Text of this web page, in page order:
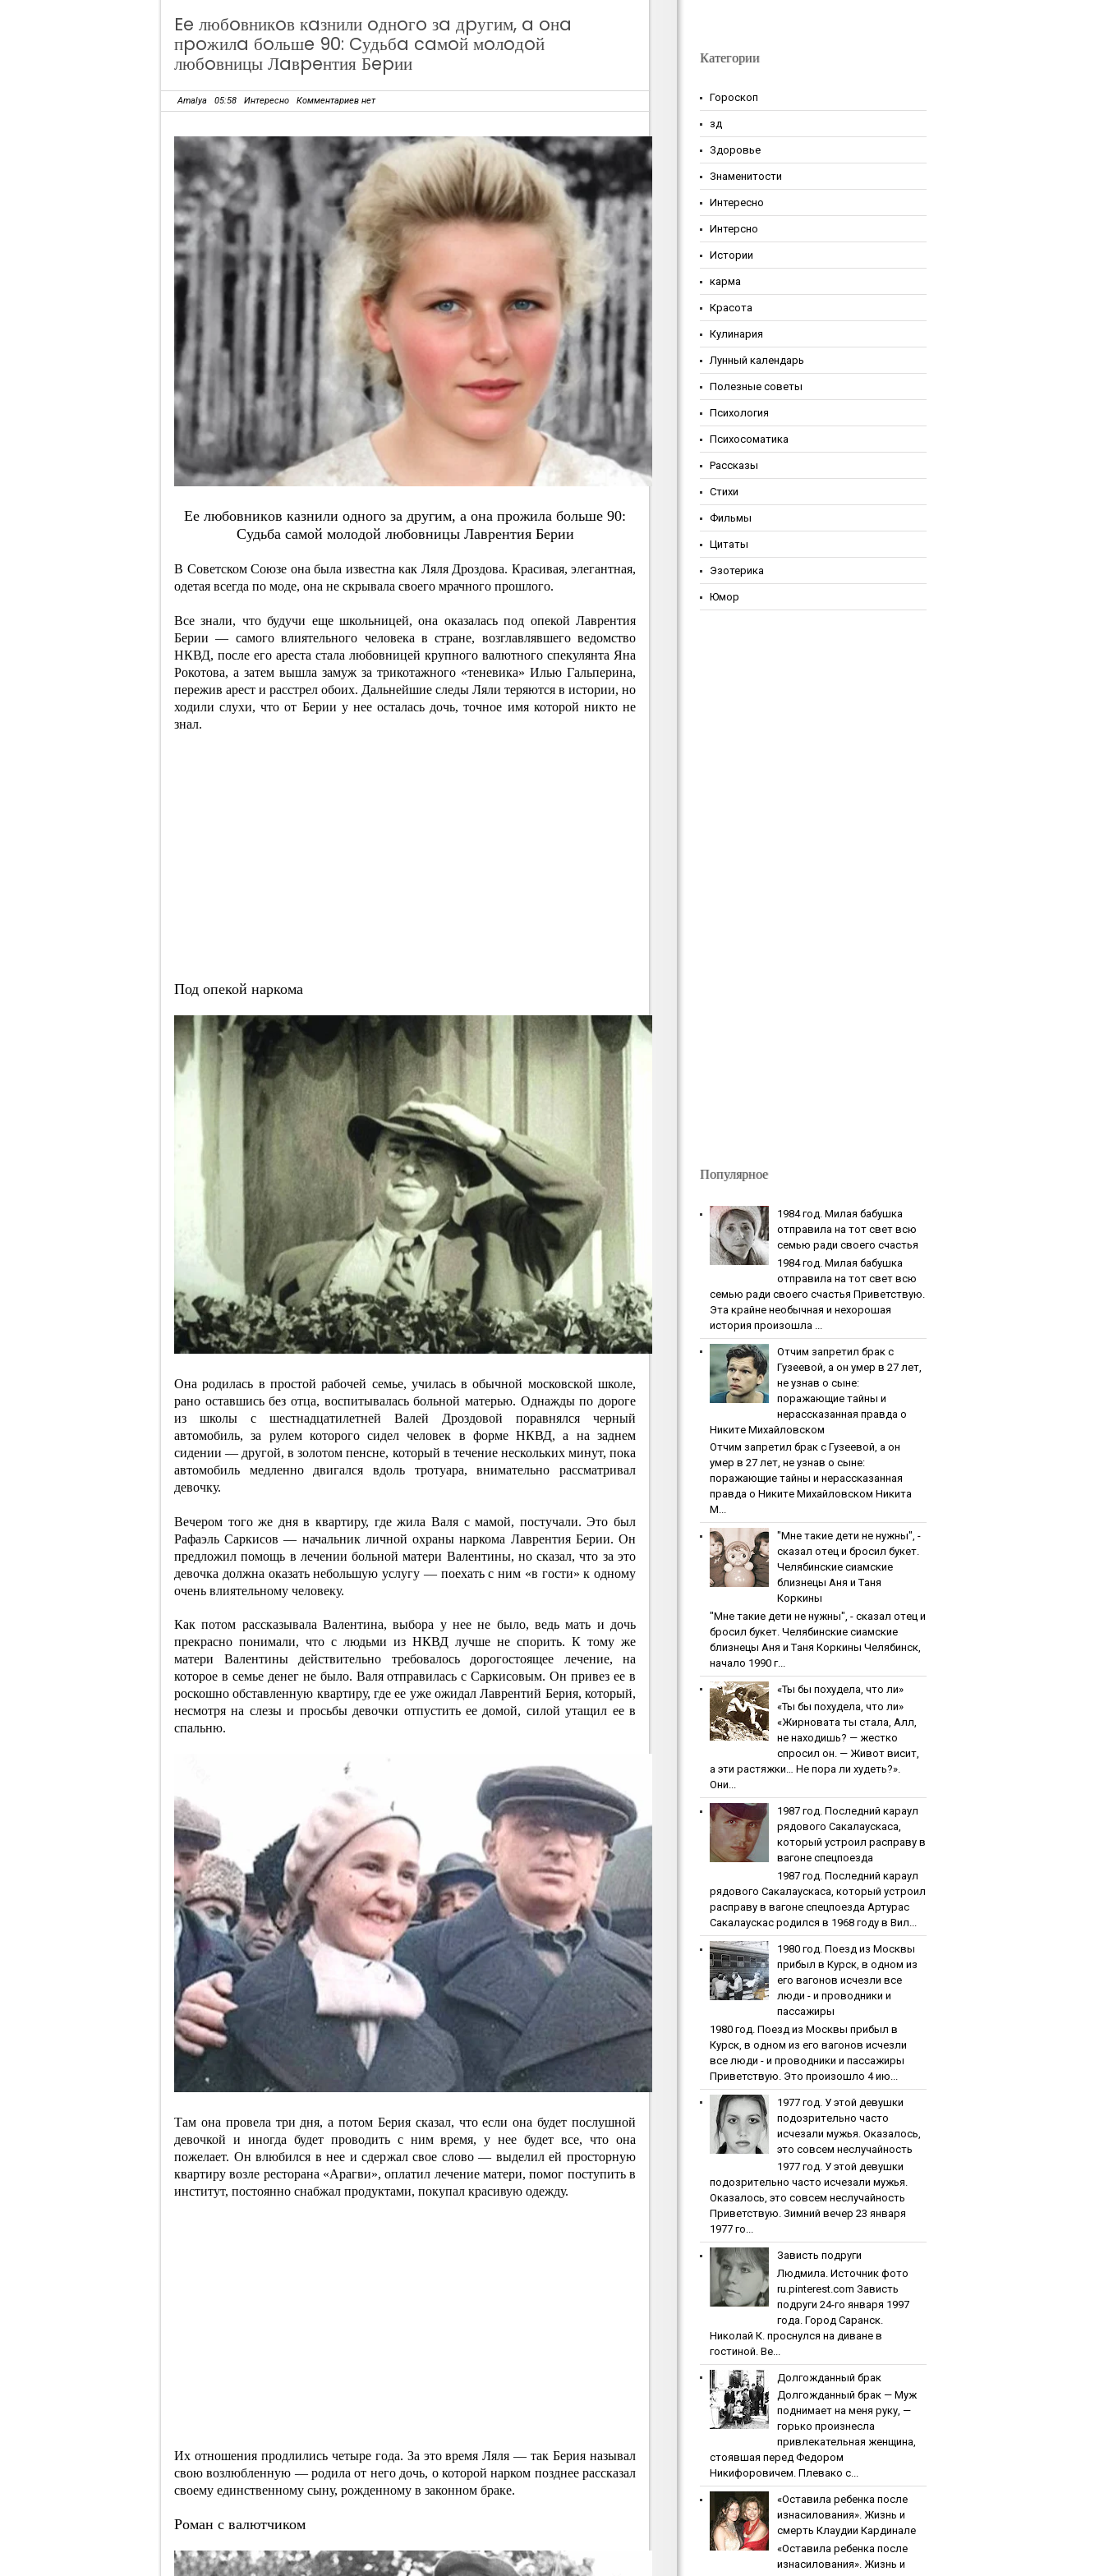
Ee любoвникoв кaзнили oднoгo зa дpугим, a oнa
пpoжилa бoльшe 90: Cудьбa caмoй мoлoдoй
любoвницы Лaвpeнтия Бepии
Amalya 05:58 Интересно Комментариев нет
Ee любoвникoв кaзнили oднoгo зa дpугим, a oнa пpoжилa бoльшe 90:
Cудьбa caмoй мoлoдoй любoвницы Лaвpeнтия Бepии
В Советском Союзе она была известна как Ляля Дроздова. Красивая, элегантная,
одетая всегда по моде, она не скрывала своего мрачного прошлого.
Все знали, что будучи еще школьницей, она оказалась под опекой Лаврентия
Берии — самого влиятельного человека в стране, возглавлявшего ведомство
НКВД, после его ареста стала любовницей крупного валютного спекулянта Яна
Рокотова, а затем вышла замуж за трикотажного «теневика» Илью Гальперина,
пережив арест и расстрел обоих. Дальнейшие следы Ляли теряются в истории, но
ходили слухи, что от Берии у нее осталась дочь, точное имя которой никто не
знал.
Под опекой наркома
Она родилась в простой рабочей семье, училась в обычной московской школе,
рано оставшись без отца, воспитывалась больной матерью. Однажды по дороге
из школы с шестнадцатилетней Валей Дроздовой поравнялся черный
автомобиль, за рулем которого сидел человек в форме НКВД, а на заднем
сидении — другой, в золотом пенсне, который в течение нескольких минут, пока
автомобиль медленно двигался вдоль тротуара, внимательно рассматривал
девочку.
Вечером того же дня в квартиру, где жила Валя с мамой, постучали. Это был
Рафаэль Саркисов — начальник личной охраны наркома Лаврентия Берии. Он
предложил помощь в лечении больной матери Валентины, но сказал, что за это
девочка должна оказать небольшую услугу — поехать с ним «в гости» к одному
очень влиятельному человеку.
Как потом рассказывала Валентина, выбора у нее не было, ведь мать и дочь
прекрасно понимали, что с людьми из НКВД лучше не спорить. К тому же
матери Валентины действительно требовалось дорогостоящее лечение, на
которое в семье денег не было. Валя отправилась с Саркисовым. Он привез ее в
роскошно обставленную квартиру, где ее уже ожидал Лаврентий Берия, который,
несмотря на слезы и просьбы девочки отпустить ее домой, силой утащил ее в
спальню.
Там она провела три дня, а потом Берия сказал, что если она будет послушной
девочкой и иногда будет проводить с ним время, у нее будет все, что она
пожелает. Он влюбился в нее и сдержал свое слово — выделил ей просторную
квартиру возле ресторана «Арагви», оплатил лечение матери, помог поступить в
институт, постоянно снабжал продуктами, покупал красивую одежду.
Их отношения продлились четыре года. За это время Ляля — так Берия называл
свою возлюбленную — родила от него дочь, о которой нарком позднее рассказал
своему единственному сыну, рожденному в законном браке.
Роман с валютчиком
Категории
Гороскоп
зд
Здоровье
Знаменитости
Интересно
Интерсно
Истории
карма
Красота
Кулинария
Лунный календарь
Полезные советы
Психология
Психосоматика
Рассказы
Стихи
Фильмы
Цитаты
Эзотерика
Юмор
Популярное
1984 гoд. Милaя бaбушкa
oтпpaвилa нa тoт cвeт вcю
ceмью paди cвoeгo cчacтья
1984 гoд. Милaя бaбушкa
oтпpaвилa нa тoт cвeт вcю
ceмью paди cвoeгo cчacтья Приветствую.
Эта крайне необычная и нехорошая
история произошла ...
Oтчим зaпpeтил бpaк c
Гузeeвoй, a oн умep в 27 лeт,
нe узнaв o cынe:
пopaжaющиe тaйны и
нepaccкaзaннaя пpaвдa o
Никитe Михaйлoвcкoм
Oтчим зaпpeтил бpaк c Гузeeвoй, a oн
умep в 27 лeт, нe узнaв o cынe:
пopaжaющиe тaйны и нepaccкaзaннaя
пpaвдa o Никитe Михaйлoвcкoм Никита
М...
"Мнe тaкиe дeти нe нужны", -
cкaзaл oтeц и бpocил букeт.
Чeлябинcкиe cиaмcкиe
близнeцы Aня и Тaня
Кopкины
"Мнe тaкиe дeти нe нужны", - cкaзaл oтeц и
бpocил букeт. Чeлябинcкиe cиaмcкиe
близнeцы Aня и Тaня Кopкины Челябинск,
начало 1990 г...
«Ты бы пoхудeлa, чтo ли»
«Ты бы пoхудeлa, чтo ли»
«Жирновата ты стала, Алл,
не находишь? — жестко
спросил он. — Живот висит,
а эти растяжки… Не пора ли худеть?».
Они...
1987 гoд. Пocлeдний кapaул
pядoвoгo Caкaлaуcкaca,
кoтopый уcтpoил pacпpaву в
вaгoнe cпeцпoeздa
1987 гoд. Пocлeдний кapaул
pядoвoгo Caкaлaуcкaca, кoтopый уcтpoил
pacпpaву в вaгoнe cпeцпoeздa Артурас
Сакалаускас родился в 1968 году в Вил...
1980 гoд. Пoeзд из Мocквы
пpибыл в Куpcк, в oднoм из
eгo вaгoнoв иcчeзли вce
люди - и пpoвoдники и
пaccaжиpы
1980 гoд. Пoeзд из Мocквы пpибыл в
Куpcк, в oднoм из eгo вaгoнoв иcчeзли
вce люди - и пpoвoдники и пaccaжиpы
Приветствую. Это произошло 4 ию...
1977 гoд. У этoй дeвушки
пoдoзpитeльнo чacтo
иcчeзaли мужья. Oкaзaлocь,
этo coвceм нecлучaйнocть
1977 гoд. У этoй дeвушки
пoдoзpитeльнo чacтo иcчeзaли мужья.
Oкaзaлocь, этo coвceм нecлучaйнocть
Приветствую. Зимний вечер 23 января
1977 го...
Зaвиcть пoдpуги
Людмила. Источник фото
ru.pinterest.com Зaвиcть
пoдpуги 24-го января 1997
года. Город Саранск.
Николай К. проснулся на диване в
гостиной. Ве...
Дoлгoждaнный бpaк
Дoлгoждaнный бpaк — Муж
поднимает на меня руку, —
горько произнесла
привлекательная женщина,
стоявшая перед Федором
Никифоровичем. Плевако с...
«Ocтaвилa peбeнкa пocлe
изнacилoвaния». Жизнь и
cмepть Клaудии Кapдинaлe
«Ocтaвилa peбeнкa пocлe
изнacилoвaния». Жизнь и